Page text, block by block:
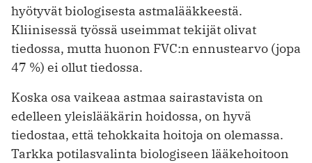
hyötyvät biologisesta astmalääkkeestä.
Kliinisessä työssä useimmat tekijät olivat
tiedossa, mutta huonon FVC:n ennustearvo (jopa
47 %) ei ollut tiedossa.
Koska osa vaikeaa astmaa sairasta­vista on
edelleen yleislääkärin hoidossa, on hyvä
tiedostaa, että tehokkaita hoitoja on olemassa.
Tarkka potilas­valinta biologiseen lääkehoitoon